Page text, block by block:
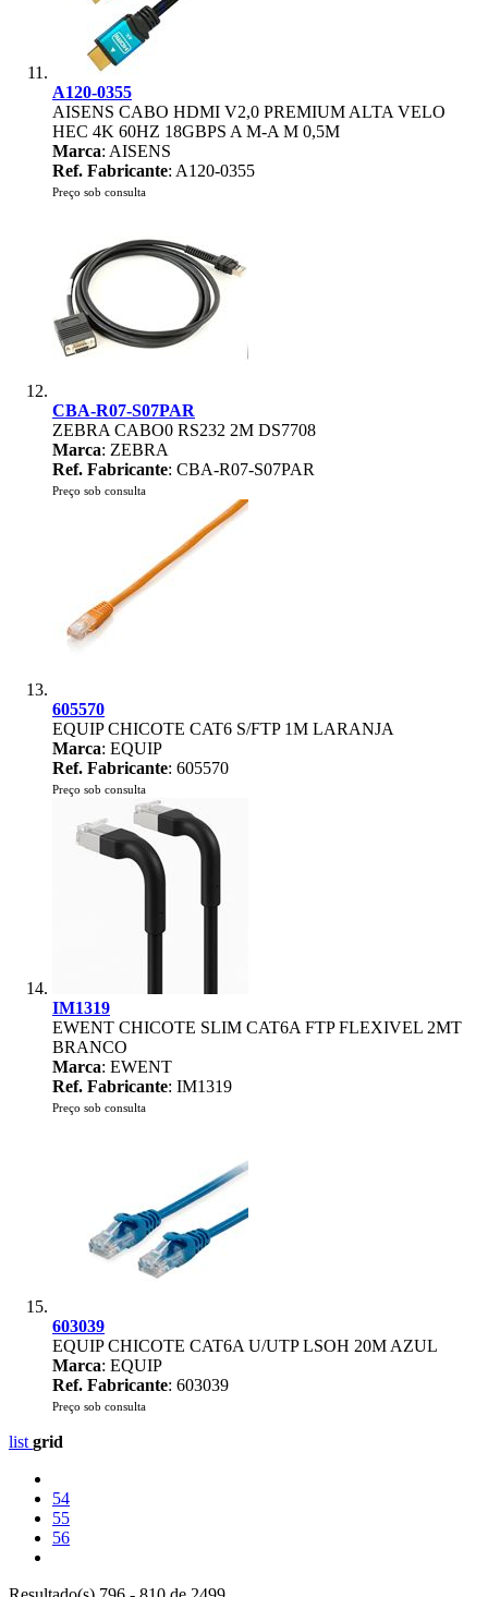
A120-0355
AISENS CABO HDMI V2,0 PREMIUM ALTA VELO
HEC 4K 60HZ 18GBPS A M-A M 0,5M
Marca: AISENS
Ref. Fabricante: A120-0355
Preço sob consulta
CBA-R07-S07PAR
ZEBRA CABO0 RS232 2M DS7708
Marca: ZEBRA
Ref. Fabricante: CBA-R07-S07PAR
Preço sob consulta
605570
EQUIP CHICOTE CAT6 S/FTP 1M LARANJA
Marca: EQUIP
Ref. Fabricante: 605570
Preço sob consulta
IM1319
EWENT CHICOTE SLIM CAT6A FTP FLEXIVEL 2MT
BRANCO
Marca: EWENT
Ref. Fabricante: IM1319
Preço sob consulta
603039
EQUIP CHICOTE CAT6A U/UTP LSOH 20M AZUL
Marca: EQUIP
Ref. Fabricante: 603039
Preço sob consulta
list grid
54
55
56